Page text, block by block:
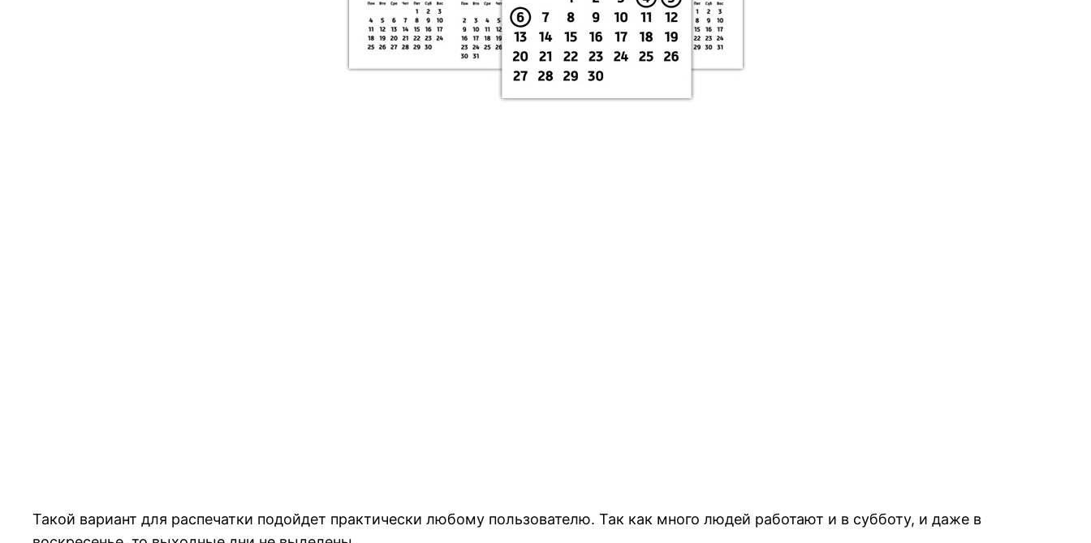
Такой вариант для распечатки подойдет практически любому пользователю. Так как много людей работают и в субботу, и даже в